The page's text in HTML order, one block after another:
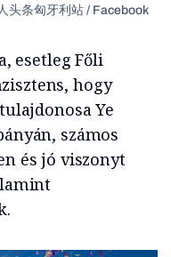
头条匈牙利站 / Facebook
esetleg Főli
hogy
Ye
számos
és jó viszonyt